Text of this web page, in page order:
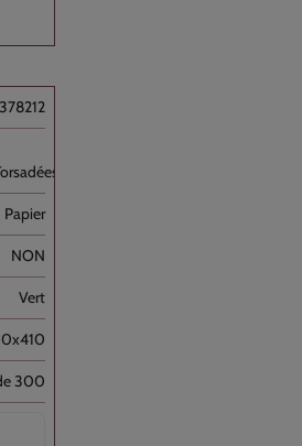
378212
Vert [...]
Papier
NON
Vert
300